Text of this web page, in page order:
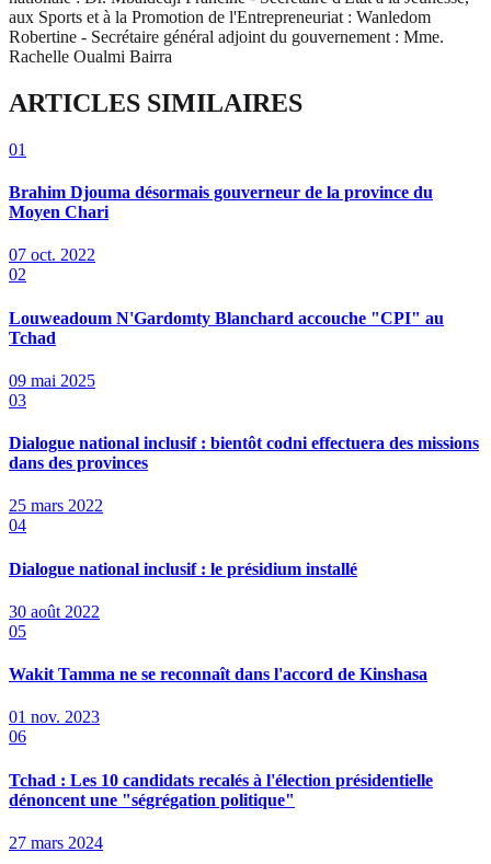
aux Sports et à la Promotion de l'Entrepreneuriat : Wanledom
Robertine - Secrétaire général adjoint du gouvernement : Mme.
Rachelle Oualmi Bairra
ARTICLES SIMILAIRES
01
Brahim Djouma désormais gouverneur de la province du
Moyen Chari
07 oct. 2022
02
Louweadoum N'Gardomty Blanchard accouche "CPI" au
Tchad
09 mai 2025
03
Dialogue national inclusif : bientôt codni effectuera des missions
dans des provinces
25 mars 2022
04
Dialogue national inclusif : le présidium installé
30 août 2022
05
Wakit Tamma ne se reconnaît dans l'accord de Kinshasa
01 nov. 2023
06
Tchad : Les 10 candidats recalés à l'élection présidentielle
dénoncent une "ségrégation politique"
27 mars 2024